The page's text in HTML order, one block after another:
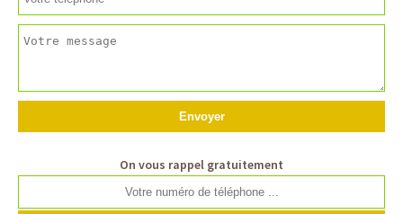
On vous rappel gratuitement